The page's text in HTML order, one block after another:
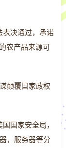
表决通过，承诺
农产品来源可
颠覆国家政权
国家安全局，
，服务器等分